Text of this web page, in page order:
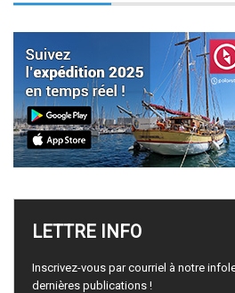
LETTRE INFO
Inscrivez-vous par courriel à notre
dernières publications !